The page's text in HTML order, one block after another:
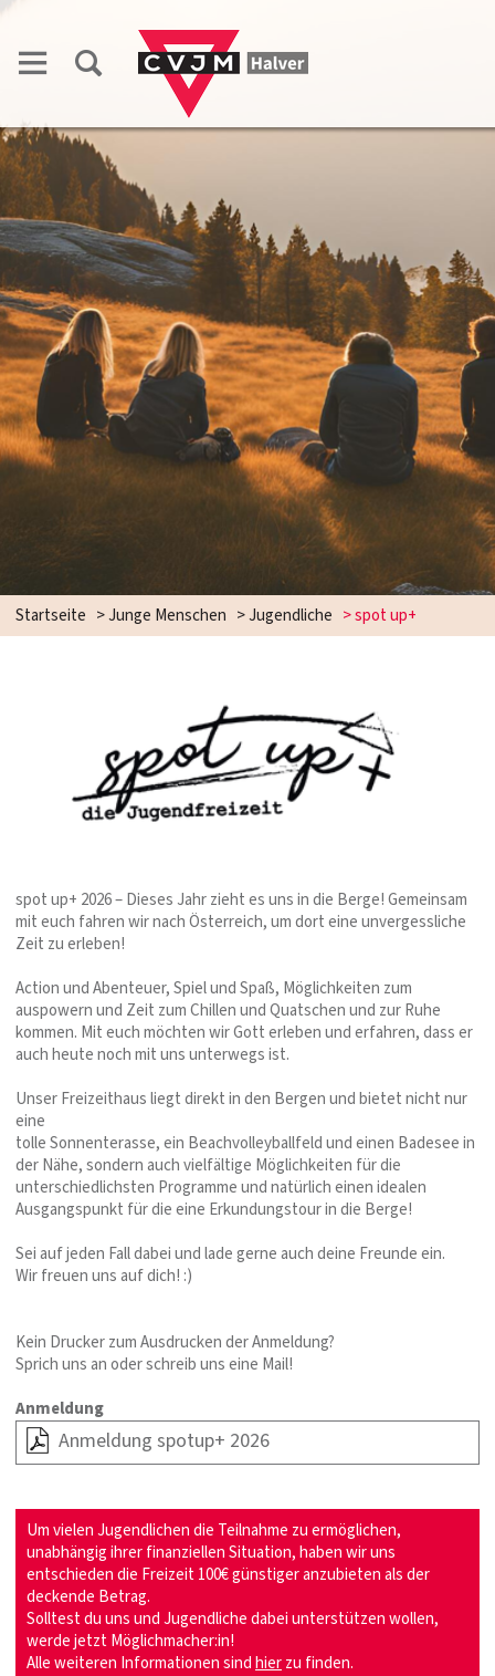
Startseite >Junge Menschen >Jugendliche >spot up+
spot up+ 2026 – Dieses Jahr zieht es uns in die Berge! Gemeinsam
mit euch fahren wir nach Österreich, um dort eine unvergessliche
Zeit zu erleben!
Action und Abenteuer, Spiel und Spaß, Möglichkeiten zum
auspowern und Zeit zum Chillen und Quatschen und zur Ruhe
kommen. Mit euch möchten wir Gott erleben und erfahren, dass er
auch heute noch mit uns unterwegs ist.
Unser Freizeithaus liegt direkt in den Bergen und bietet nicht nur
eine
tolle Sonnenterasse, ein Beachvolleyballfeld und einen Badesee in
der Nähe, sondern auch vielfältige Möglichkeiten für die
unterschiedlichsten Programme und natürlich einen idealen
Ausgangspunkt für die eine Erkundungstour in die Berge!
Sei auf jeden Fall dabei und lade gerne auch deine Freunde ein.
Wir freuen uns auf dich! :)
Kein Drucker zum Ausdrucken der Anmeldung?
Sprich uns an oder schreib uns eine Mail!
Anmeldung
Anmeldung spotup+ 2026
Um vielen Jugendlichen die Teilnahme zu ermöglichen,
unabhängig ihrer finanziellen Situation, haben wir uns
entschieden die Freizeit 100€ günstiger anzubieten als der
deckende Betrag.
Solltest du uns und Jugendliche dabei unterstützen wollen,
werde jetzt Möglichmacher:in!
Alle weiteren Informationen sindhierzu finden.